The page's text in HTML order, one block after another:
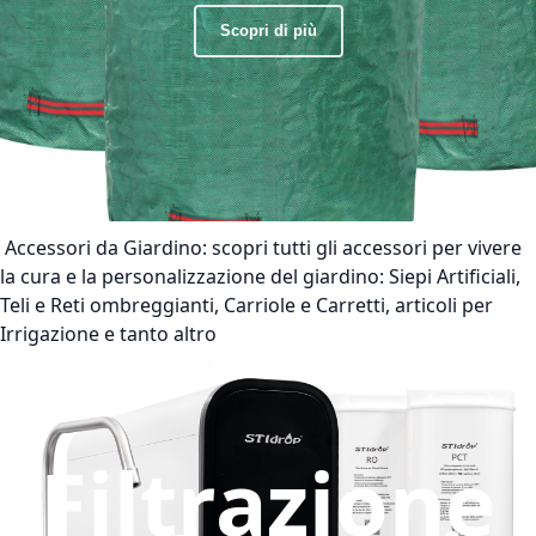
Scopri di più
Accessori da Giardino: scopri tutti gli accessori per vivere
la cura e la personalizzazione del giardino: Siepi Artificiali,
Teli e Reti ombreggianti, Carriole e Carretti, articoli per
Irrigazione e tanto altro
Filtrazione